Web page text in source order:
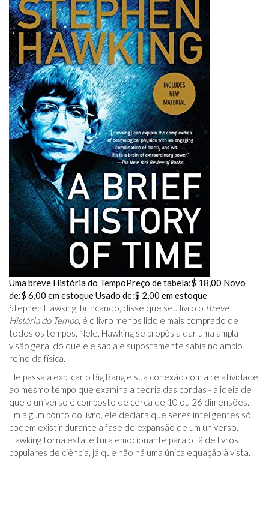
Uma breve História do TempoPreço de tabela:$ 18,00 Novo
de:$ 6,00 em estoqueUsado de:$ 2,00 em estoque
Stephen Hawking, brincando, disse que seu livro o Breve
História do Tempo, é o livro menos lido e mais comprado de
todos os tempos. Nele, Hawking se propôs a dar uma ampla
visão geral do que ele sabia e supostamente sabia no amplo
reino da física.
Ele passa a explicar o Big Bang e sua conexão com a relatividade,
ao mesmo tempo que examina a teoria das cordas - a ideia de
que o universo é composto de cerca de 10 ou 26 dimensões.
Em algum ponto do livro, ele declara que seres inteligentes só
podem existir durante a fase de expansão de um universo.
Hawking torna esta leitura emocionante para o fã de livros
populares de ciência, já que não há uma única equação à vista.